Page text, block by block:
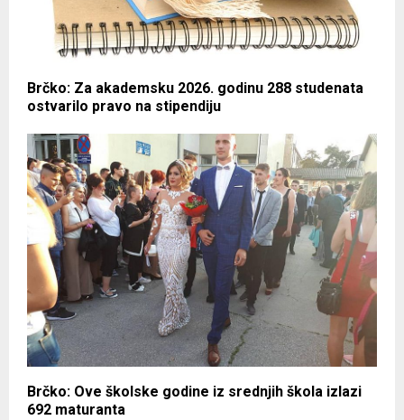
Brčko: Za akademsku 2026. godinu 288 studenata
ostvarilo pravo na stipendiju
Brčko: Ove školske godine iz srednjih škola izlazi
692 maturanta